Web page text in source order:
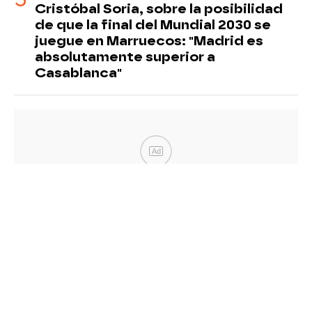
Cristóbal Soria, sobre la posibilidad
de que la final del Mundial 2030 se
juegue en Marruecos: "Madrid es
absolutamente superior a
Casablanca"
Ad